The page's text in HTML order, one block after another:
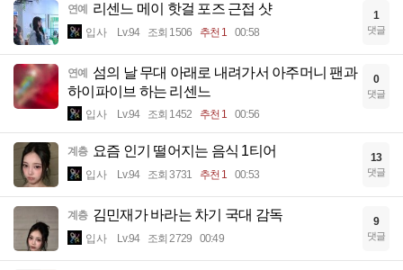
연예 리센느 메이 핫걸 포즈 근접 샷
입사 Lv.94 조회 1506 추천 1 00:58
1
댓글
연예
섬의 날 무대 아래로 내려가서 아주머니 팬과
하이파이브 하는 리센느
입사 Lv.94 조회 1452 추천 1 00:56
0
댓글
계층 요즘 인기 떨어지는 음식 1티어
입사 Lv.94 조회 3731 추천 1 00:53
13
댓글
계층 김민재가 바라는 차기 국대 감독
입사 Lv.94 조회 2729 00:49
9
댓글